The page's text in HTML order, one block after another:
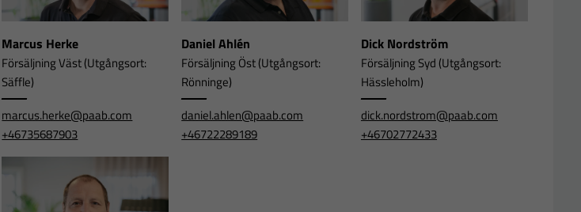
Marcus Herke
Försäljning Väst (Utgångsort:
Säffle)
marcus.herke@paab.com
+46735687903
Daniel Ahlén
Försäljning Öst (Utgångsort:
Rönninge)
daniel.ahlen@paab.com
+46722289189
Dick Nordström
Försäljning Syd (Utgångsort:
Hässleholm)
dick.nordstrom@paab.com
+46702772433